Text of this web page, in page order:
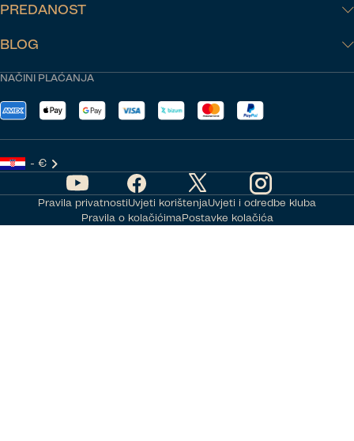
NAČINI PLAĆANJA
- €
PREDANOST
BLOG
Pravila privatnostiUvjeti korištenjaUvjeti i odredbe kluba
Pravila o kolačićimaPostavke kolačića